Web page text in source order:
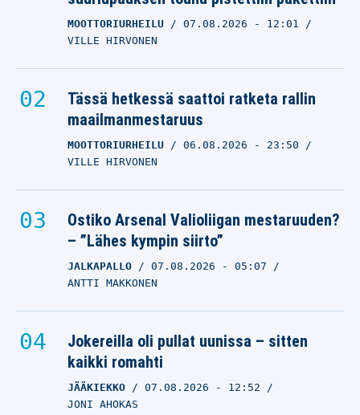
MOOTTORIURHEILU 07.08.2026 - 12:01
VILLE HIRVONEN
Tässä hetkessä saattoi ratketa rallin
maailmanmestaruus
MOOTTORIURHEILU 06.08.2026 - 23:50
VILLE HIRVONEN
Ostiko Arsenal Valioliigan mestaruuden?
– ”Lähes kympin siirto”
JALKAPALLO 07.08.2026 - 05:07
ANTTI MAKKONEN
Jokereilla oli pullat uunissa – sitten
kaikki romahti
JÄÄKIEKKO 07.08.2026 - 12:52
JONI AHOKAS